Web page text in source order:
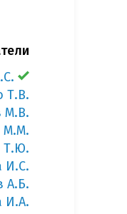
Т.В.
М.В.
М.М.
Т.Ю.
И.С.
А.Б.
И.А.